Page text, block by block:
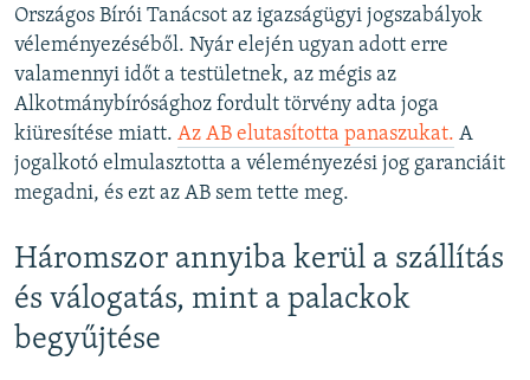
Országos Bírói Tanácsot az igazságügyi jogszabályok
véleményezéséből. Nyár elején ugyan adott erre
valamennyi időt a testületnek, az mégis az
Alkotmánybírósághoz fordult törvény adta joga
kiüresítése miatt. Az AB elutasította panaszukat. A
jogalkotó elmulasztotta a véleményezési jog garanciáit
megadni, és ezt az AB sem tette meg.
Háromszor annyiba kerül a szállítás
és válogatás, mint a palackok
begyűjtése